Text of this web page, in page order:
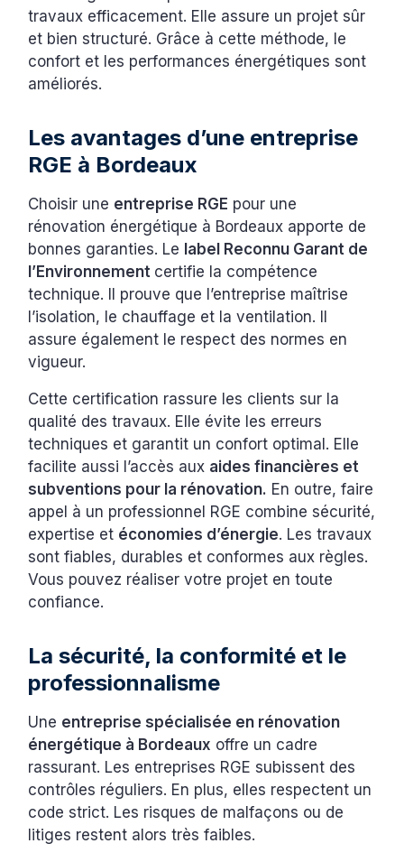
travaux efficacement. Elle assure un projet sûr
et bien structuré. Grâce à cette méthode, le
confort et les performances énergétiques sont
améliorés.
Les avantages d’une entreprise
RGE à Bordeaux
Choisir une entreprise RGE pour une
rénovation énergétique à Bordeaux apporte de
bonnes garanties. Le label Reconnu Garant de
l’Environnement certifie la compétence
technique. Il prouve que l’entreprise maîtrise
l’isolation, le chauffage et la ventilation. Il
assure également le respect des normes en
vigueur.
Cette certification rassure les clients sur la
qualité des travaux. Elle évite les erreurs
techniques et garantit un confort optimal. Elle
facilite aussi l’accès aux aides financières et
subventions pour la rénovation. En outre, faire
appel à un professionnel RGE combine sécurité,
expertise et économies d’énergie. Les travaux
sont fiables, durables et conformes aux règles.
Vous pouvez réaliser votre projet en toute
confiance.
La sécurité, la conformité et le
professionnalisme
Une entreprise spécialisée en rénovation
énergétique à Bordeaux offre un cadre
rassurant. Les entreprises RGE subissent des
contrôles réguliers. En plus, elles respectent un
code strict. Les risques de malfaçons ou de
litiges restent alors très faibles.